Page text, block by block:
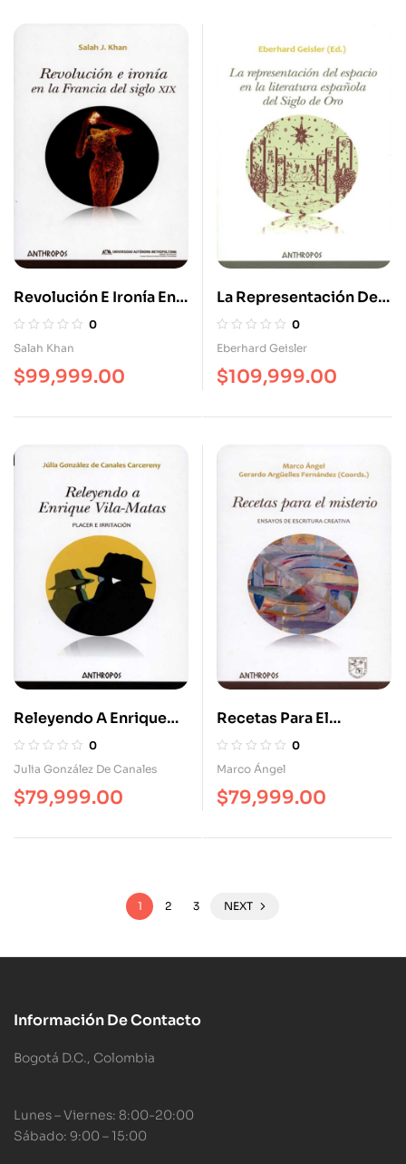
Revolución E Ironía En
La Francia Del Siglo XIX
0
Salah Khan
$99,999.00
La Representación Del
Espacio En La Literatura
Española Del Siglo De
0
Eberhard Geisler
$109,999.00
Releyendo A Enrique
Vila-Matas. Placer E
Irritación
0
Julia González De Canales
$79,999.00
Recetas Para El
Misterio. Ensayos De
Escritura Creativa
0
Marco Ángel
$79,999.00
1 2 3 NEXT
Información De Contacto
Bogotá D.C., Colombia
Lunes – Viernes: 8:00-20:00
Sábado: 9:00 – 15:00